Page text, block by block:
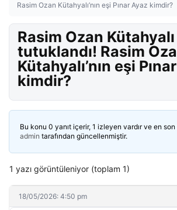
Rasim Ozan Kütahyalı’nın eşi Pınar Ayaz kimdir?
Rasim Ozan Kütahyalı
tutuklandı! Rasim
Kütahyalı’nın eşi
kimdir?
Bu konu 0 yanıt içerir, 1 izleyen vardır ve en son
admin tarafından güncellenmiştir.
1 yazı görüntüleniyor (toplam 1)
18/05/2026: 4:50 pm